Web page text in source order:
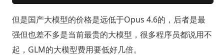
但是国产大模型的价格是远低于Opus 4.6的，后者是最
强但也差不多是当前最贵的大模型，很多程序员都说用不
起，GLM的大模型费用要低好几倍。